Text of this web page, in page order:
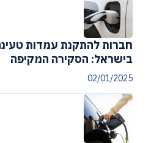
חברות להתקנת עמדות
בישראל: הסקירה המקיפה
02/01/2025